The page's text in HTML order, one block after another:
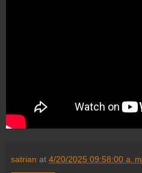
satrian at 4/20/2025 09:58:00 a. m.